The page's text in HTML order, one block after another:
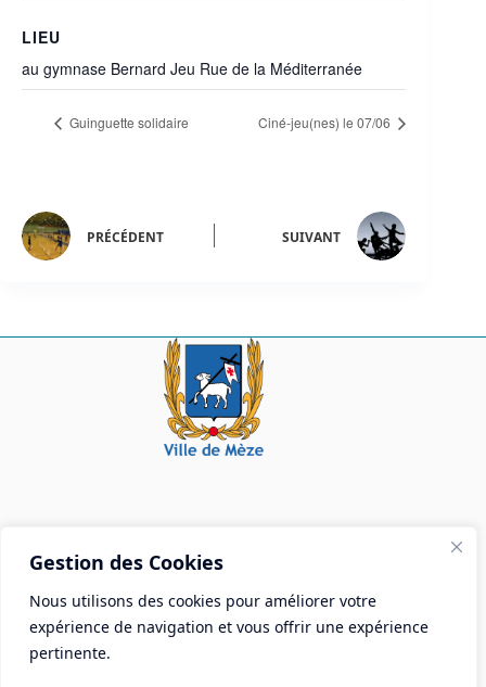
Gestion des Cookies
Nous utilisons des cookies pour améliorer votre
expérience de navigation et vous offrir une expérience
pertinente.
LIEU
au gymnase Bernard Jeu Rue de la Méditerranée
Guinguette solidaire Ciné-jeu(nes) le 07/06
PRÉCÉDENT SUIVANT
Mairie de Mèze
Place Aristide Briand - BP 28 34140 Mèze
Tél :04 67 18 30 30
Mail :